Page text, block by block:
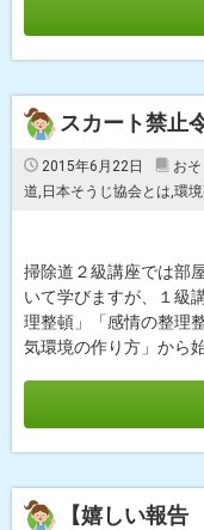
スカート禁止
2015年6月22日 お
道, 日本そうじ協会とは,環
掃除道２級講座では部
いて学びますが、１級
理整頓」「感情の整理
気環境の作り方」から
【嬉しい報